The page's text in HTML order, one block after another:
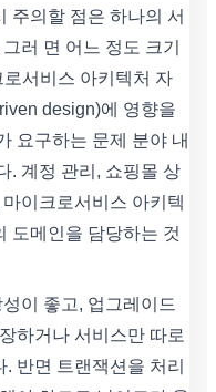
주의할 점은 하나의 서
러 면 어느 정도 크기
서비스 아키텍처 자
design)에 영향을
요구하는 문제 분야 내
. 계정 관리, 쇼핑몰 상
이크로서비스 아키텍
도메인을 담당하는 것
이 좋고, 업그레이드
하거나 서비스만 따로
반면 트랜잭션을 처리